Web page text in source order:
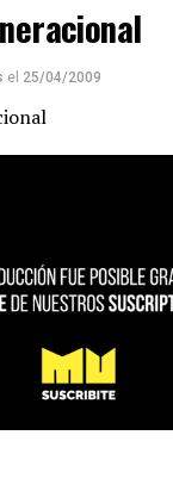
el 25/04/2009